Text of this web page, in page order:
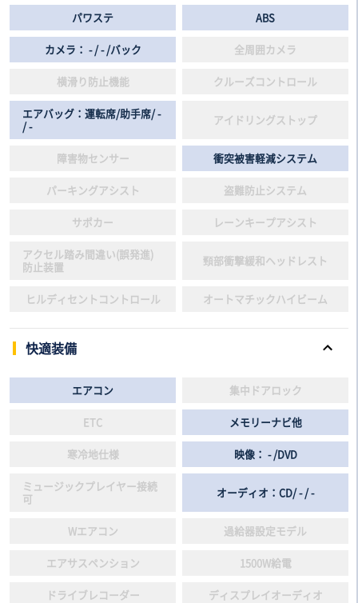
パワステ ABS
カメラ： - / - /バック 全周囲カメラ
横滑り防止機能 クルーズコントロール
エアバッグ：運転席/助手席/ -
/ -
アイドリングストップ
障害物センサー 衝突被害軽減システム
パーキングアシスト 盗難防止システム
サポカー レーンキープアシスト
アクセル踏み間違い(誤発進)
防止装置
頸部衝撃緩和ヘッドレスト
ヒルディセントコントロール オートマチックハイビーム
快適装備
エアコン 集中ドアロック
ETC メモリーナビ他
寒冷地仕様 映像： - /DVD
ミュージックプレイヤー接続
可
オーディオ：CD/ - / -
Wエアコン 過給器設定モデル
エアサスペンション 1500W給電
ドライブレコーダー ディスプレイオーディオ